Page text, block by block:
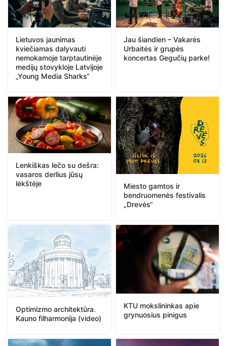
Lietuvos jaunimas
kviečiamas dalyvauti
nemokamoje tarptautinėje
medijų stovykloje Latvijoje
„Young Media Sharks“
Jau šiandien – Vakarės
Urbaitės ir grupės
koncertas Gegučių parke!
Lenkiškas lečo su dešra:
vasaros derlius jūsų
lėkštėje
Miesto gamtos ir
bendruomenės festivalis
„Drevės“
Optimizmo architektūra.
Kauno filharmonija (video)
KTU mokslininkas apie
grynuosius pinigus